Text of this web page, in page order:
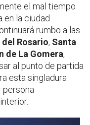
el mal tiempo
en la ciudad
rumbo a las
Rosario, Santa
de La Gomera,
al punto de partida
esta singladura
persona